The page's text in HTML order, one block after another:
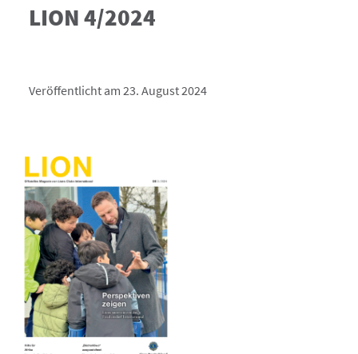
LION 4/2024
Veröffentlicht am 23. August 2024